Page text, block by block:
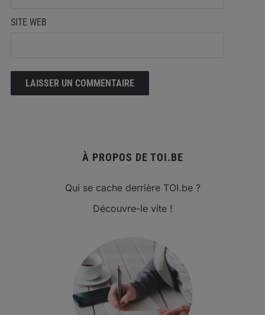
SITE WEB
À PROPOS DE TOI.BE
Qui se cache derrière TOI.be ?
Découvre-le vite !